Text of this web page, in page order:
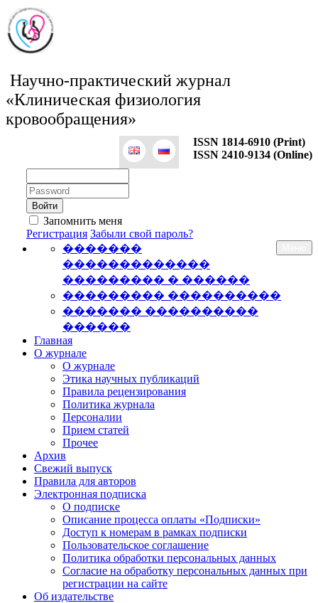
Научно-практический журнал
«Клиническая физиология
кровообращения»
ISSN 1814-6910 (Print)
ISSN 2410-9134 (Online)
Пароль:
Запомнить меня
Регистрация Забыли свой пароль?
�������
�������������
��������� � ������
��������� ����������
������� ����������
������
Главная
О журнале
О журнале
Этика научных публикаций
Правила рецензирования
Политика журнала
Персоналии
Прием статей
Прочее
Архив
Свежий выпуск
Правила для авторов
Электронная подписка
О подписке
Описание процесса оплаты «Подписки»
Доступ к номерам в рамках подписки
Пользовательское соглашение
Политика обработки персональных данных
Согласие на обработку персональных данных при
регистрации на сайте
Об издательстве